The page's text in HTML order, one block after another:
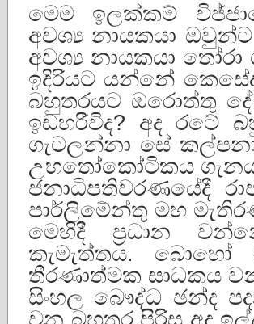
මෙම ඉලක්කම්
අවශ්‍ය නායකයා
අවශ්‍ය නායකයා
ඉදිරියට යන්නේ
බහුතරයට ඔරොත්තු
ඉඩහරීවිද? අද රටේ
ගැටලන්නා සේ
උභතෝකෝටිකය ගැනය.
ජනාධිපතිවරණයේදී
පාර්ලිමේන්තු මහ
මෙහිදී ප්‍රධාන
කැමැත්තය. බොහෝ
තීරණාත්මක සාධකය
සිංහල බෞද්ධ ඡන්ද
වන බහුතර පිරිස අද